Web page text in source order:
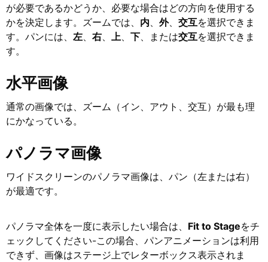
が必要であるかどうか、必要な場合はどの方向を使用する
かを決定します。ズームでは、 内 外、 交互を選択できま
す。パンには、 左 右 上 下 、または交互を選択できま
す。
水平画像
通常の画像では、ズーム（イン、アウト、交互）が最も理
にかなっている。
パノラマ画像
ワイドスクリーンのパノラマ画像は、パン（左または右）
が最適です。
パノラマ全体を一度に表示したい場合は、 Fit to Stageをチ
ェックしてください-この場合、パンアニメーションは利用
できず、画像はステージ上でレターボックス表示されま